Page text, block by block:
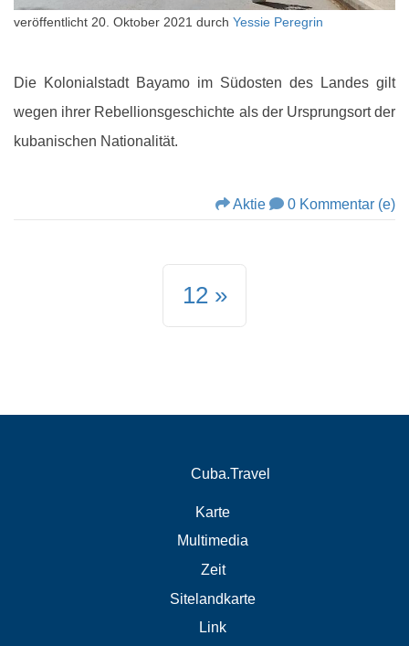
veröffentlicht 20. Oktober 2021 durch Yessie Peregrin
Die Kolonialstadt Bayamo im Südosten des Landes gilt
wegen ihrer Rebellionsgeschichte als der Ursprungsort der
kubanischen Nationalität.
Aktie 0 Kommentar (e)
12
Cuba.Travel
Karte
Multimedia
Zeit
Sitelandkarte
Link